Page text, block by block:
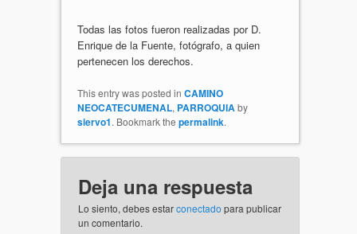
Todas las fotos fueron realizadas por D.
Enrique de la Fuente, fotógrafo, a quien
pertenecen los derechos.
This entry was posted in CAMINO
NEOCATECUMENAL, PARROQUIAby
siervo1. Bookmark the permalink.
Deja una respuesta
Lo siento, debes estarconectado para publicar
un comentario.